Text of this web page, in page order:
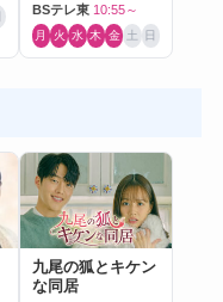
BSテレ東 10:55～
月 火 水 木 金 土 日
九尾の狐とキケン
な同居